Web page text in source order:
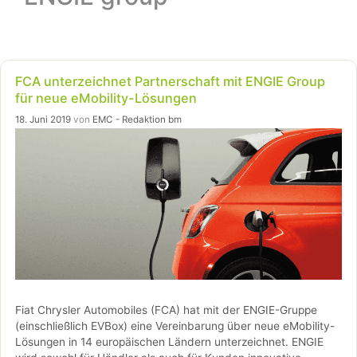
FCA unterzeichnet Partnerschaft mit ENGIE Group
für neue eMobility-Lösungen
18. Juni 2019 von EMC - Redaktion bm
Fiat Chrysler Automobiles (FCA) hat mit der ENGIE-Gruppe
(einschließlich EVBox) eine Vereinbarung über neue eMobility-
Lösungen in 14 europäischen Ländern unterzeichnet. ENGIE